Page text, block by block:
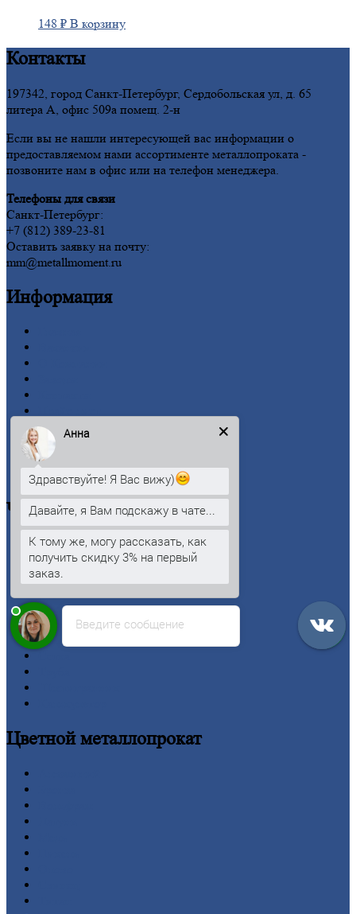
148 ₽ В корзину
Контакты
197342, город Санкт-Петербург, Сердобольская ул, д. 65
литера А, офис 509а помещ. 2-н
Если вы не нашли интересующей вас информации о
предоставляемом нами ассортименте металлопроката -
позвоните нам в офис или на телефон менеджера.
Телефоны для связи
Санкт-Петербург:
+7 (812) 389-23-81
Оставить заявку на почту:
mm@metallmoment.ru
Информация
Новости
Личный
Оформление
Оплата
Черныйметаллопрокат
Арматура
Двутавроваябалка (двутавр)
Квадрат
Лист
Проволока
Рельсы
Цветнойметаллопрокат
Введите сообщение
Анна
Здравствуйте! Я Вас вижу)
Давайте, я Вам подскажу в чате...
К тому же, могу рассказать, как
получить скидку 3% на первый
заказ.